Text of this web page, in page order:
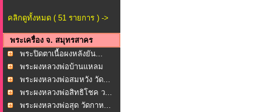
คลิกดูทั้งหมด ( 51 รายการ ) ->
พระเครื่อง จ. สมุทรสาคร
พระปิดตาเนื้อผงหลังยัน...
พระผงหลวงพ่อบ้านแหลม
ว...
พระผงหลวงพ่อสมหวัง วัด...
พระผงหลวงพ่อสิทธิโชค ว...
พระผงหลวงพ่อสุด วัดกาห...